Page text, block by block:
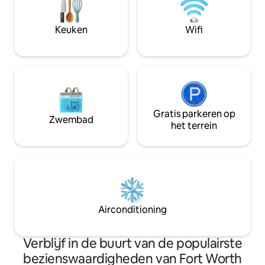
het vliegtuig eronder ✔ Een verblijf met
een luchtvaartthema dat anders is dan
Ideaal voor
familiebezoeken
Keuken Wifi
Zwembad
Gratis parkeren op
het terrein
Airconditioning
Verblijf in de buurt van de populairste
bezienswaardigheden van Fort Worth